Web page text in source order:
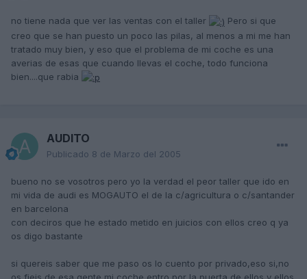
no tiene nada que ver las ventas con el taller
Pero si que
creo que se han puesto un poco las pilas, al menos a mi me han
tratado muy bien, y eso que el problema de mi coche es una
averias de esas que cuando llevas el coche, todo funciona
bien....que rabia
AUDITO
Publicado 8 de Marzo del 2005
bueno no se vosotros pero yo la verdad el peor taller que ido en
mi vida de audi es MOGAUTO el de la c/agricultura o c/santander
en barcelona
con deciros que he estado metido en juicios con ellos creo q ya
os digo bastante
si quereis saber que me paso os lo cuento por privado,eso si,no